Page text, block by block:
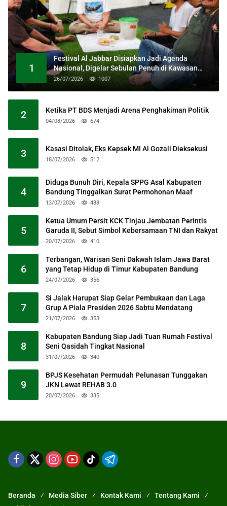
1
Festival Al Jabbar Disiapkan Jadi Agenda
Nasional, Digelar Sebulan Penuh di Kawasan
Masjid Raya Al Jabbar
26/07/2026 1007
2 Ketika PT BDS Menjadi Arena Penghakiman Politik
04/08/2026 674
3 Kasasi Ditolak, Eks Kepsek MI Al Gozali Dieksekusi
18/07/2026 512
4
Diduga Bunuh Diri, Kepala SPPG Asal Kabupaten
Bandung Tinggalkan Surat Permohonan Maaf
13/07/2026 488
5
Ketua Umum Persit KCK Tinjau Jembatan Perintis
Garuda II, Sebut Simbol Kebersamaan TNI dan Rakyat
20/07/2026 410
6
Terbangan, Warisan Seni Dakwah Islam Jawa Barat
yang Tetap Hidup di Timur Kabupaten Bandung
24/07/2026 356
7
Si Jalak Harupat Siap Gelar Pembukaan dan Laga
Grup A Piala Presiden 2026 Sabtu Mendatang
21/07/2026 353
8
Kabupaten Bandung Siap Jadi Tuan Rumah Festival
Seni Qasidah Tingkat Nasional
31/07/2026 340
9
BPJS Kesehatan Permudah Pelunasan Tunggakan
JKN Lewat REHAB 3.0
20/07/2026 335
Beranda Media Siber Kontak Kami
Tentang Kami